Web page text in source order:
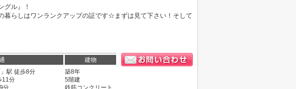
グル』！
暮らしはワンランクアップの証です☆まずは見て下さい！そして
建物
」駅 徒歩8分
11分
分
築8年
5階建
鉄筋コンクリート